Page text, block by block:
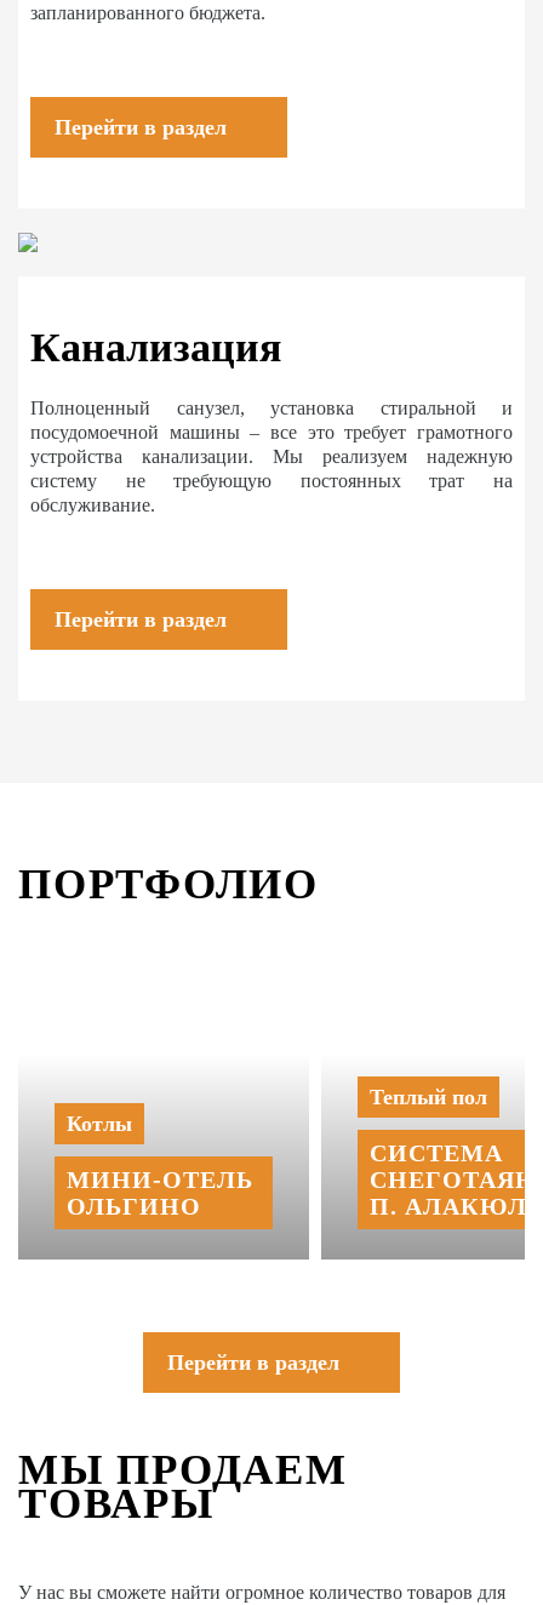
запланированного бюджета.
Перейти в раздел
Канализация
Полноценный санузел, установка стиральной и
посудомоечной машины – все это требует грамотного
устройства канализации. Мы реализуем надежную
систему не требующую постоянных трат на
обслуживание.
Перейти в раздел
ПОРТФОЛИО
Котлы
МИНИ‑‏ОТЕЛЬ
ОЛЬГИНО
Теплый пол
СИСТЕМА
П.
Перейти в раздел
МЫ ПРОДАЕМ
ТОВАРЫ
У нас вы сможете найти огромное количество товаров для